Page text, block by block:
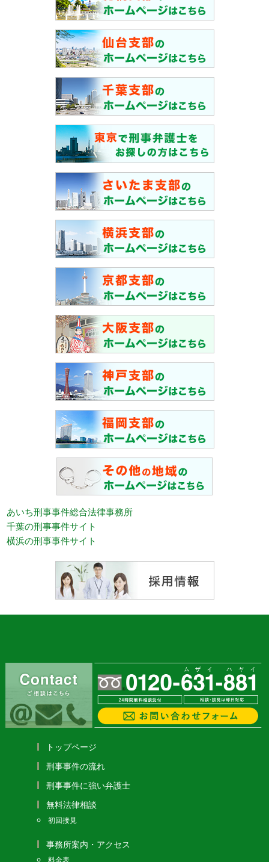
あいち刑事事件総合法律事務所
千葉の刑事事件サイト
横浜の刑事事件サイト
トップページ
刑事事件の流れ
刑事事件に強い弁護士
無料法律相談
初回接見
事務所案内・アクセス
料金表